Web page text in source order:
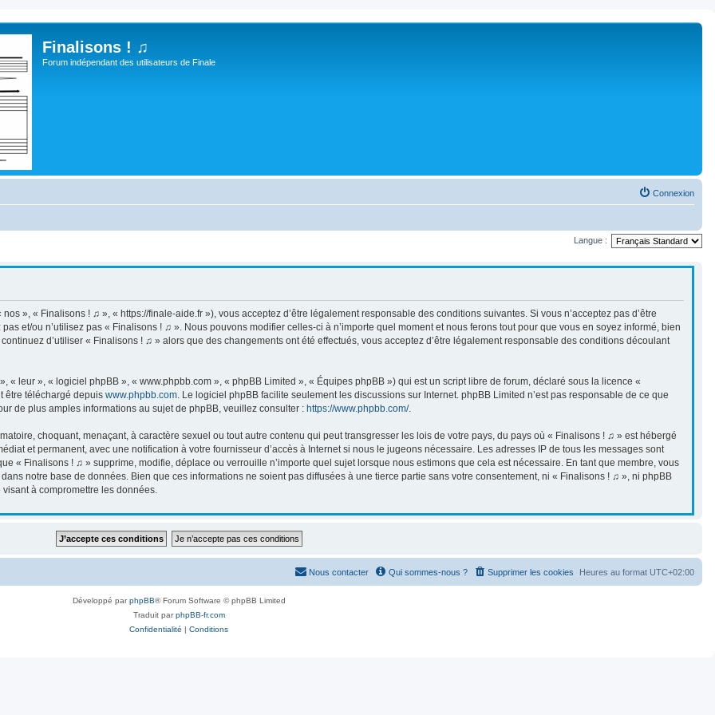
Finalisons ! ♫
Forum indépendant des utilisateurs de Finale
Connexion
Langue :
», « Finalisons ! ♫ », « https://finale-aide.fr »), vous acceptez d’être légalement responsable des conditions suivantes. Si vous n’acceptez pas d’être
et/ou n’utilisez pas « Finalisons ! ♫ ». Nous pouvons modifier celles-ci à n’importe quel moment et nous ferons tout pour que vous en soyez informé, bien
d’utiliser « Finalisons ! ♫ » alors que des changements ont été effectués, vous acceptez d’être légalement responsable des conditions découlant
« leur », « logiciel phpBB », « www.phpbb.com », « phpBB Limited », « Équipes phpBB ») qui est un script libre de forum, déclaré sous la licence «
être téléchargé depuis www.phpbb.com . Le logiciel phpBB facilite seulement les discussions sur Internet. phpBB Limited n’est pas responsable de ce que
de plus amples informations au sujet de phpBB, veuillez consulter : https://www.phpbb.com/.
choquant, menaçant, à caractère sexuel ou tout autre contenu qui peut transgresser les lois de votre pays, du pays où « Finalisons ! ♫ » est hébergé
et permanent, avec une notification à votre fournisseur d’accès à Internet si nous le jugeons nécessaire. Les adresses IP de tous les messages sont
« Finalisons ! ♫ » supprime, modifie, déplace ou verrouille n’importe quel sujet lorsque nous estimons que cela est nécessaire. En tant que membre, vous
notre base de données. Bien que ces informations ne soient pas diffusées à une tierce partie sans votre consentement, ni « Finalisons ! ♫ », ni phpBB
à compromettre les données.
Heures au format UTC+02:00
Supprimer les cookies
Qui sommes-nous ?
Nous contacter
Développé parphpBB® Forum Software © phpBB Limited
Traduit parphpBB-fr.com
Confidentialité | Conditions